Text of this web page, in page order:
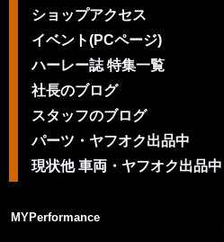
ショップアクセス
イベント(PCページ)
ハーレー誌 特集一覧
社長のブログ
スタッフのブログ
パーツ・ヤフオク出品中
現状他 車両・ヤフオク出品中
MYPerformance